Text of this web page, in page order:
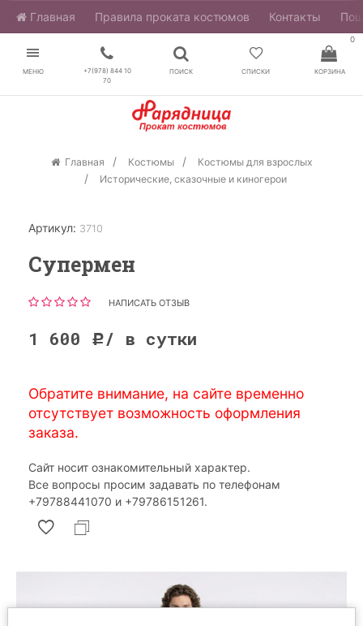
Главная ​Правила проката костюмов Контакты
МЕНЮ
+7(978) 844 10
70
ПОИСК СПИСКИ
0
КОРЗИНА
Главная Костюмы
Костюмы для взрослых
Исторические, сказочные и киногерои
Артикул: 3710
Супермен
НАПИСАТЬ ОТЗЫВ
1 600 Р / в сутки
Обратите внимание, на сайте временно
отсутствует возможность оформления
заказа.
Сайт носит ознакомительный характер.
Все вопросы просим задавать по телефонам
‎+79788441070 и ‎+79786151261.